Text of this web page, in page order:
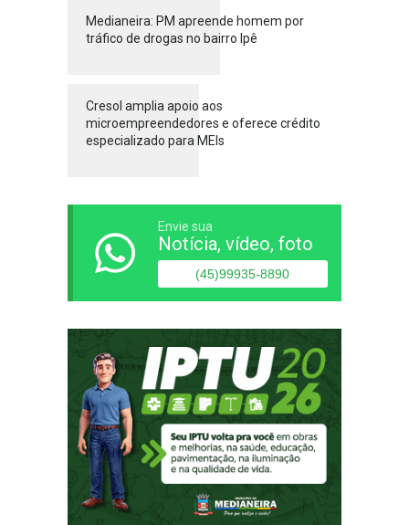
Medianeira: PM apreende homem por
tráfico de drogas no bairro Ipê
Cresol amplia apoio aos
microempreendedores e oferece crédito
especializado para MEIs
Envie sua
Notícia, vídeo, foto
(45)99935-8890